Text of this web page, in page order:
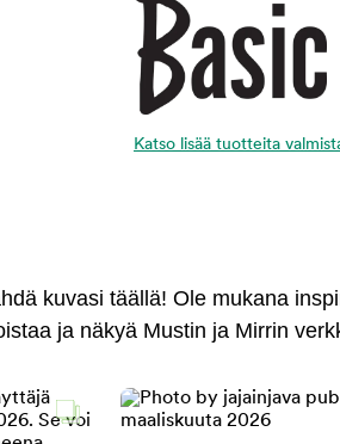
Katso lisää tuotteita
kuvasi täällä! Ole mukana
ja näkyä Mustin ja Mirrin